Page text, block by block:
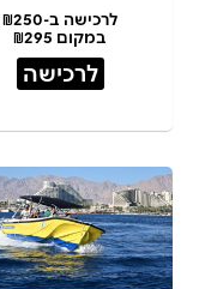
לרכישה ב-₪250
במקום ₪295
לרכישה